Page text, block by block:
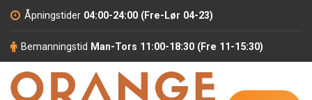
Åpningstider 04:00-24:00 (Fre-Lør 04-23)
Bemanningstid Man-Tors 11:00-18:30 (Fre 11-15:30)